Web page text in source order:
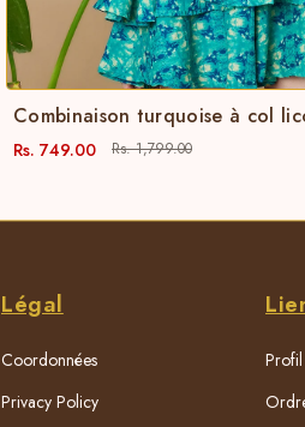
Combinaison turquoise à col
Rs. 749.00 Rs. 1,799.00
Légal
Coordonnées
Privacy Policy
Profil